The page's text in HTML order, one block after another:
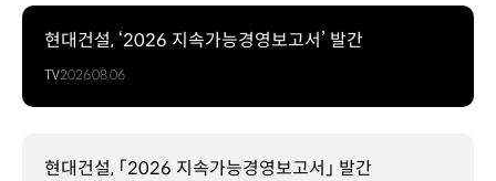
현대건설, ‘2026 지속가능경영보고서’ 발간
TV2026.08.06
현대건설, 「2026 지속가능경영보고서」 발간